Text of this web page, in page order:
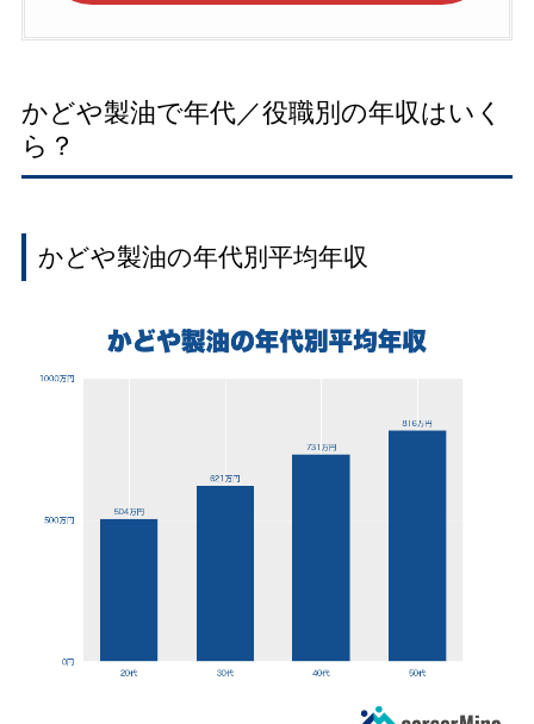
かどや製油で年代／役職別の年収はいく
ら？
かどや製油の年代別平均年収